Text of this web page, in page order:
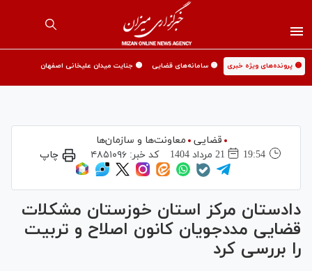
🟡 پرونده‌های ویژه خبری 🟡 سامانه‌های قضایی 🟡 جنایت میدان علیخانی اصفهان
قضایی
معاونت‌ها و سازمان‌ها
19:54
21 مرداد 1404 کد خبر: ۴۸۵۱۰۹۶ چاپ
دادستان مرکز استان خوزستان مشکلات
قضایی مددجویان کانون اصلاح و تربیت
را بررسی کرد